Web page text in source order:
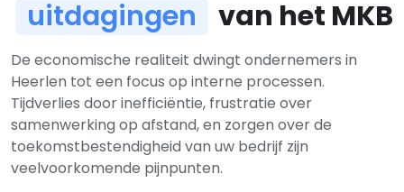
uitdagingen
van het MKB
De economische realiteit dwingt ondernemers in
Heerlen tot een focus op interne processen.
Tijdverlies door inefficiëntie, frustratie over
samenwerking op afstand, en zorgen over de
toekomstbestendigheid van uw bedrijf zijn
veelvoorkomende pijnpunten.